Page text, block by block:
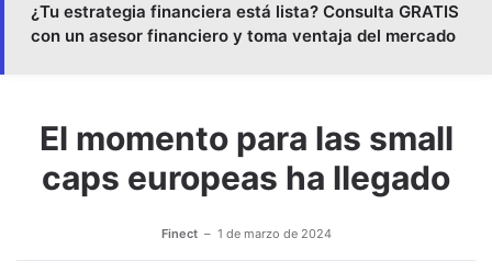
¿Tu estrategia financiera está lista? Consulta GRATIS
con un asesor financiero y toma ventaja del mercado
El momento para las small
caps europeas ha llegado
Finect 1 de marzo de 2024